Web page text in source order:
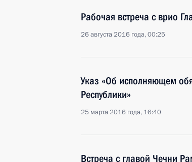
Рабочая встреча с врио
26 августа 2016 года, 00:25
Указ «Об исполняющем
Республики»
25 марта 2016 года, 16:40
Встреча с главой Чечни